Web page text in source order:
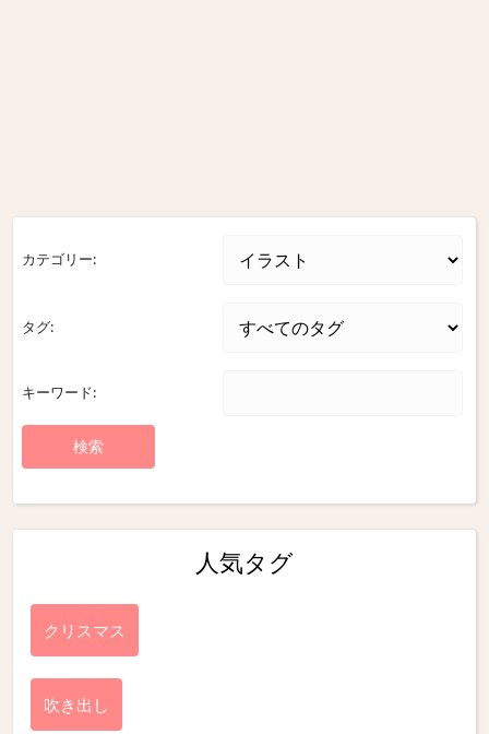
カテゴリー:
タグ:
キーワード:
人気タグ
クリスマス
吹き出し